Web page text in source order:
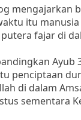
mengajarkan
itu
fajar di
Ayub
penciptaan
di dalam
sementara